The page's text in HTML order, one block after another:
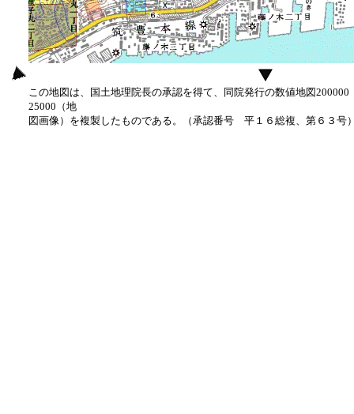
この地図は、国土地理院長の承認を得て、同院発行の数値地図
25000（地
図画像）を複製したものである。（承認番号 平１６総複、第６３号